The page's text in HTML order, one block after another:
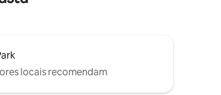
locais recomendam